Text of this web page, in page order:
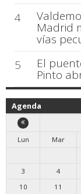
4
Madrid
vías
5
El
Pinto
Agenda
Lun
Mar
3
4
10
11